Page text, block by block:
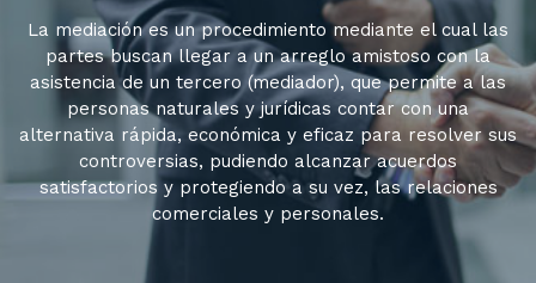
La mediación es un procedimiento mediante el cual las
partes buscan llegar a un arreglo amistoso con la
asistencia de un tercero (mediador), que permite a las
personas naturales y jurídicas contar con una
alternativa rápida, económica y eficaz para resolver sus
controversias, pudiendo alcanzar acuerdos
satisfactorios y protegiendo a su vez, las relaciones
comerciales y personales.